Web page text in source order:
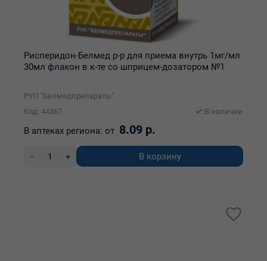
Рисперидон-Белмед р-р для приема внутрь 1мг/мл
30мл флакон в к-те со шприцем-дозатором №1
РУП "Белмедпрепараты"
Код: 44367
В наличии
В аптеках региона: от 8.09 р.
- + В корзину